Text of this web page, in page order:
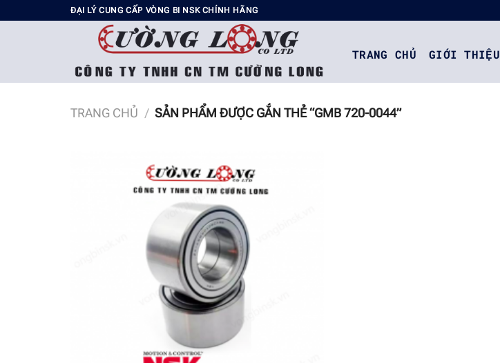
đến
ĐẠI LÝ CUNG CẤP VÒNG BI NSK CHÍNH HÃNG
TRANG CHỦ GIỚI THIỆU
TRANG CHỦ / SẢN PHẨM ĐƯỢC GẮN THẺ “GMB 720-0044”